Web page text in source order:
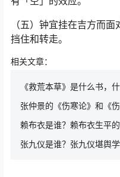
（五）钟宜挂在吉方而
挡住和转走。
相关文章：
《救荒本草》是什么书，
张仲景的《伤寒论》和《
赖布衣是谁？赖布衣生平
张九仪是谁？张九仪堪舆